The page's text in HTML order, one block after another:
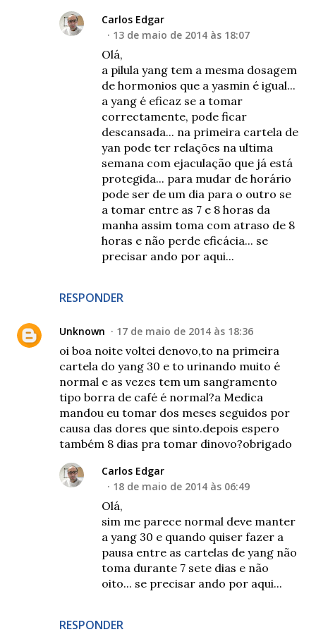
RESPONDER
Carlos Edgar
13 de maio de 2014 às 18:07
Olá,
a pilula yang tem a mesma dosagem
de hormonios que a yasmin é igual...
a yang é eficaz se a tomar
correctamente, pode ficar
descansada... na primeira cartela de
yan pode ter relações na ultima
semana com ejaculação que já está
protegida... para mudar de horário
pode ser de um dia para o outro se
a tomar entre as 7 e 8 horas da
manha assim toma com atraso de 8
horas e não perde eficácia... se
precisar ando por aqui...
Unknown 17 de maio de 2014 às 18:36
oi boa noite voltei denovo,to na primeira
cartela do yang 30 e to urinando muito é
normal e as vezes tem um sangramento
tipo borra de café é normal?a Medica
mandou eu tomar dos meses seguidos por
causa das dores que sinto.depois espero
também 8 dias pra tomar dinovo?obrigado
RESPONDER
Carlos Edgar
18 de maio de 2014 às 06:49
Olá,
sim me parece normal deve manter
a yang 30 e quando quiser fazer a
pausa entre as cartelas de yang não
toma durante 7 sete dias e não
oito... se precisar ando por aqui...